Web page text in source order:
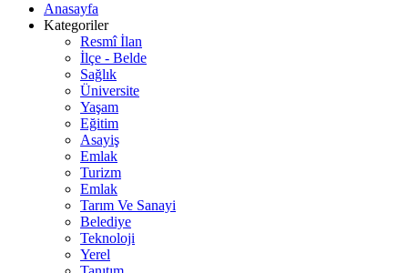
Anasayfa
Kategoriler
Resmî İlan
İlçe - Belde
Sağlık
Üniversite
Yaşam
Eğitim
Asayiş
Emlak
Turizm
Emlak
Tarım Ve Sanayi
Belediye
Teknoloji
Yerel